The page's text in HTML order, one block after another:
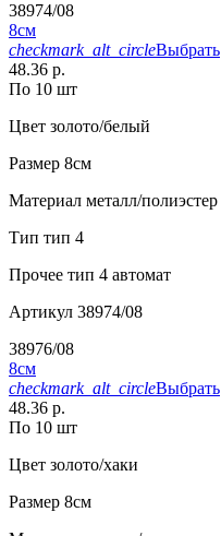
38974/08
8см
checkmark_alt_circleВыбрать
48.36 р.
По 10 шт
Цвет золото/белый
Размер 8см
Материал металл/полиэстер
Тип тип 4
Прочее тип 4 автомат
Артикул 38974/08
38976/08
8см
checkmark_alt_circleВыбрать
48.36 р.
По 10 шт
Цвет золото/хаки
Размер 8см